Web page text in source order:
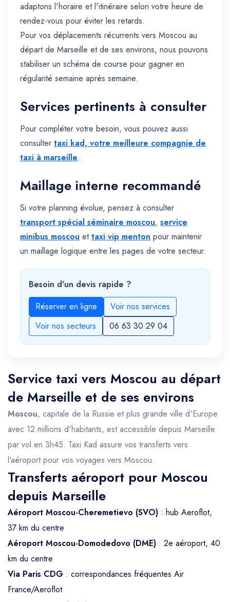
adaptons l'horaire et l'itinéraire selon votre heure de
rendez-vous pour éviter les retards.
Pour vos déplacements récurrents vers Moscou au
départ de Marseille et de ses environs, nous pouvons
stabiliser un schéma de course pour gagner en
régularité semaine après semaine.
Services pertinents à consulter
Pour compléter votre besoin, vous pouvez aussi
consulter taxi kad, votre meilleure compagnie de
taxi à marseille.
Maillage interne recommandé
Si votre planning évolue, pensez à consulter
transport spécial séminaire moscou, service
minibus moscou ettaxi vip menton pour maintenir
un maillage logique entre les pages de votre secteur.
Besoin d'un devis rapide ?
Réserver en ligne
Voir nos services
Voir nos secteurs
06 63 30 29 04
Service taxi vers Moscou au départ
de Marseille et de ses environs
Moscou, capitale de la Russie et plus grande ville d'Europe
avec 12 millions d'habitants, est accessible depuis Marseille
par vol en 3h45. Taxi Kad assure vos transferts vers
l'aéroport pour vos voyages vers Moscou.
Transferts aéroport pour Moscou
depuis Marseille
Aéroport Moscou-Cheremetievo (SVO) : hub Aeroflot,
37 km du centre
Aéroport Moscou-Domodedovo (DME) : 2e aéroport, 40
km du centre
Via Paris CDG : correspondances fréquentes Air
France/Aeroflot